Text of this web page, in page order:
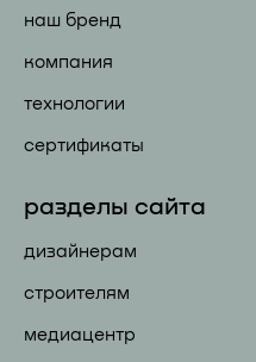
наш бренд
компания
технологии
сертификаты
разделы сайта
дизайнерам
строителям
медиацентр